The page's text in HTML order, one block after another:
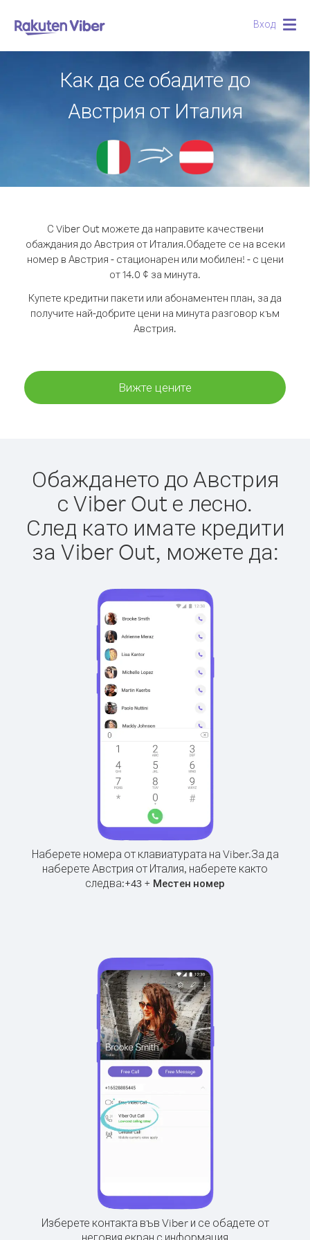
Вход
Как да се обадите до
Австрия от Италия
С Viber Out можете да направите качествени
обаждания до Австрия от Италия.Обадете се на всеки
номер в Австрия - стационарен или мобилен! - с цени
от 14.0 ¢ за минута.
Купете кредитни пакети или абонаментен план, за да
получите най-добрите цени на минута разговор към
Австрия.
Вижте цените
Обаждането до Австрия
с Viber Out е лесно.
След като имате кредити
за Viber Out, можете да:
Наберете номера от клавиатурата на Viber.За да
наберете Австрия от Италия, наберете както
следва:+43 + Местен номер
Изберете контакта във Viber и се обадете от
неговия екран с информация